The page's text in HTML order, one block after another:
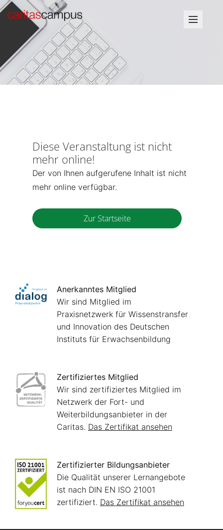
Diese Veranstaltung ist nicht
mehr online!
Der von Ihnen aufgerufene Inhalt ist nicht
mehr online verfügbar.
Zur Startseite
Anerkanntes Mitglied
Wir sind Mitglied im
Praxisnetzwerk für Wissenstransfer
und Innovation des Deutschen
Instituts für Erwachsenbildung
Zertifiziertes Mitglied
Wir sind zertifiziertes Mitglied im
Netzwerk der Fort- und
Weiterbildungsanbieter in der
Caritas. Das Zertifikat ansehen
Zertifizierter Bildungsanbieter
Die Qualität unserer Lernangebote
ist nach DIN EN ISO 21001
zertifiziert. Das Zertifikat ansehen